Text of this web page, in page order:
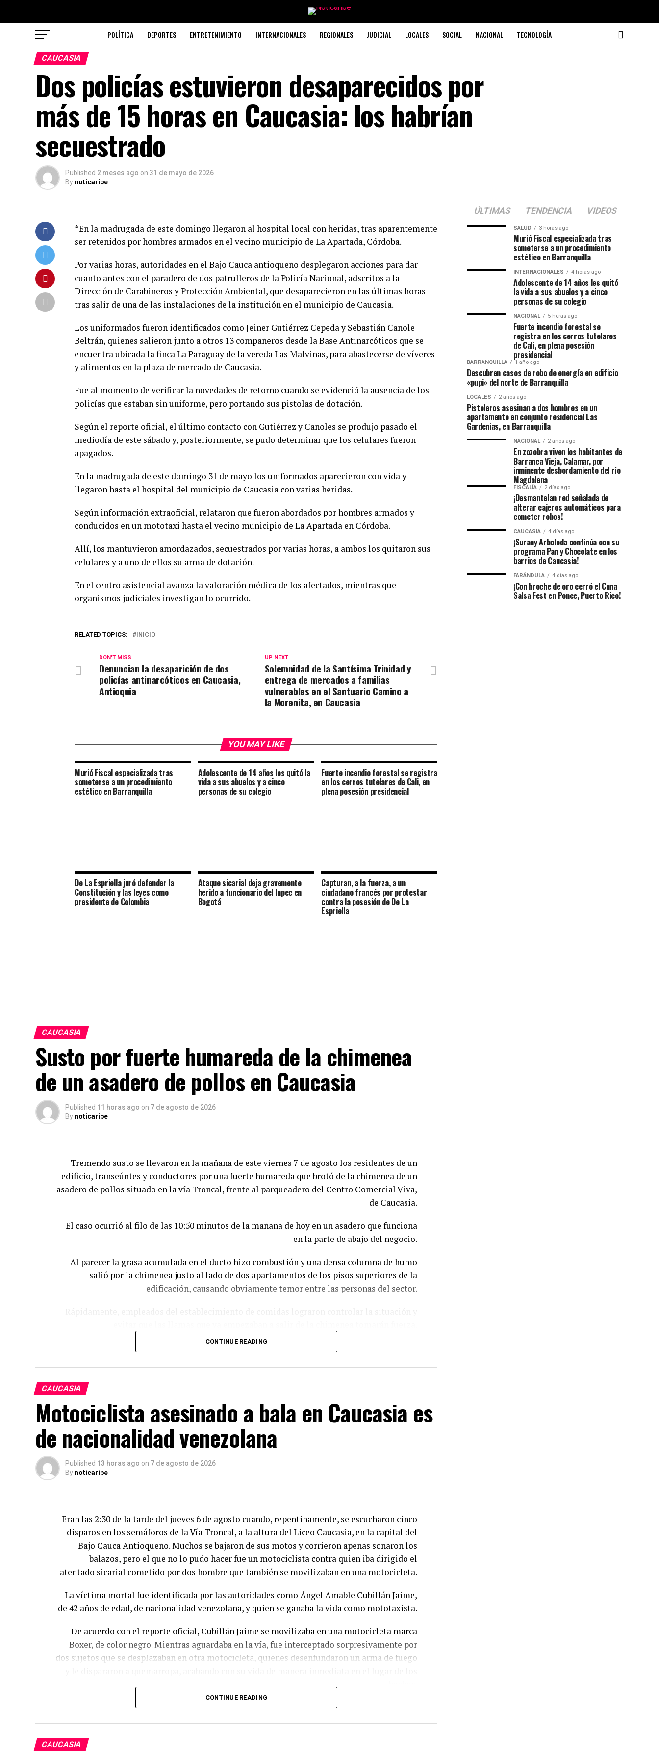
POLÍTICA DEPORTES ENTRETENIMIENTO INTERNACIONALES REGIONALES JUDICIAL LOCALES SOCIAL NACIONAL TECNOLOGÍA
CAUCASIA
Dos policías estuvieron desaparecidos por
más de 15 horas en Caucasia: los habrían
secuestrado
Published 2 meses ago on 31 de mayo de 2026
By noticaribe
*En la madrugada de este domingo llegaron al hospital local con heridas, tras aparentemente
ser retenidos por hombres armados en el vecino municipio de La Apartada, Córdoba.
Por varias horas, autoridades en el Bajo Cauca antioqueño desplegaron acciones para dar
cuanto antes con el paradero de dos patrulleros de la Policía Nacional, adscritos a la
Dirección de Carabineros y Protección Ambiental, que desaparecieron en las últimas horas
tras salir de una de las instalaciones de la institución en el municipio de Caucasia.
Los uniformados fueron identificados como Jeiner Gutiérrez Cepeda y Sebastián Canole
Beltrán, quienes salieron junto a otros 13 compañeros desde la Base Antinarcóticos que se
encuentra ubicada la finca La Paraguay de la vereda Las Malvinas, para abastecerse de víveres
y alimentos en la plaza de mercado de Caucasia.
Fue al momento de verificar la novedades de retorno cuando se evidenció la ausencia de los
policías que estaban sin uniforme, pero portando sus pistolas de dotación.
Según el reporte oficial, el último contacto con Gutiérrez y Canoles se produjo pasado el
mediodía de este sábado y, posteriormente, se pudo determinar que los celulares fueron
apagados.
En la madrugada de este domingo 31 de mayo los uniformados aparecieron con vida y
llegaron hasta el hospital del municipio de Caucasia con varias heridas.
Según información extraoficial, relataron que fueron abordados por hombres armados y
conducidos en un mototaxi hasta el vecino municipio de La Apartada en Córdoba.
Allí, los mantuvieron amordazados, secuestrados por varias horas, a ambos los quitaron sus
celulares y a uno de ellos su arma de dotación.
En el centro asistencial avanza la valoración médica de los afectados, mientras que
organismos judiciales investigan lo ocurrido.
RELATED TOPICS: INICIO
UP NEXT
Solemnidad de la Santísima Trinidad y
entrega de mercados a familias
vulnerables en el Santuario Camino a
la Morenita, en Caucasia
DON'T MISS
Denuncian la desaparición de dos
policías antinarcóticos en Caucasia,
Antioquia
YOU MAY LIKE
Murió Fiscal especializada tras
someterse a un procedimiento
estético en Barranquilla
Adolescente de 14 años les quitó la
vida a sus abuelos y a cinco
personas de su colegio
Fuerte incendio forestal se registra
en los cerros tutelares de Cali, en
plena posesión presidencial
De La Espriella juró defender la
Constitución y las leyes como
presidente de Colombia
Ataque sicarial deja gravemente
herido a funcionario del Inpec en
Bogotá
Capturan, a la fuerza, a un
ciudadano francés por protestar
contra la posesión de De La
Espriella
CAUCASIA
Susto por fuerte humareda de la chimenea
de un asadero de pollos en Caucasia
Published 11 horas ago on 7 de agosto de 2026
By noticaribe
Tremendo susto se llevaron en la mañana de este viernes 7 de agosto los residentes de un
edificio, transeúntes y conductores por una fuerte humareda que brotó de la chimenea de un
asadero de pollos situado en la vía Troncal, frente al parqueadero del Centro Comercial Viva,
de Caucasia.
El caso ocurrió al filo de las 10:50 minutos de la mañana de hoy en un asadero que funciona
en la parte de abajo del negocio.
Al parecer la grasa acumulada en el ducto hizo combustión y una densa columna de humo
salió por la chimenea justo al lado de dos apartamentos de los pisos superiores de la
edificación, causando obviamente temor entre las personas del sector.
CONTINUE READING
CAUCASIA
Motociclista asesinado a bala en Caucasia es
de nacionalidad venezolana
Published 13 horas ago on 7 de agosto de 2026
By noticaribe
Eran las 2:30 de la tarde del jueves 6 de agosto cuando, repentinamente, se escucharon cinco
disparos en los semáforos de la Vía Troncal, a la altura del Liceo Caucasia, en la capital del
Bajo Cauca Antioqueño. Muchos se bajaron de sus motos y corrieron apenas sonaron los
balazos, pero el que no lo pudo hacer fue un motociclista contra quien iba dirigido el
atentado sicarial cometido por dos hombre que también se movilizaban en una motocicleta.
La víctima mortal fue identificada por las autoridades como Ángel Amable Cubillán Jaime,
de 42 años de edad, de nacionalidad venezolana, y quien se ganaba la vida como mototaxista.
De acuerdo con el reporte oficial, Cubillán Jaime se movilizaba en una motocicleta marca
Boxer, de color negro. Mientras aguardaba en la vía, fue interceptado sorpresivamente por
dos sujetos que se desplazaban en otra motocicleta, quienes desenfundaron un arma de fuego
Tras conocerse el ataque, uniformados de la Policía que realizaban labores de patrullaje por
los barrios El Camello y Santa Elena, cercanos al lugar de la escena del crimen, fueron
CONTINUE READING
CAUCASIA
ÚLTIMAS TENDENCIA VIDEOS
SALUD 3 horas ago
Murió Fiscal especializada tras
someterse a un procedimiento
estético en Barranquilla
INTERNACIONALES 4 horas ago
Adolescente de 14 años les quitó
la vida a sus abuelos y a cinco
personas de su colegio
NACIONAL 5 horas ago
Fuerte incendio forestal se
registra en los cerros tutelares
de Cali, en plena posesión
presidencial
BARRANQUILLA 1 año ago
Descubren casos de robo de energía en edificio
«pupi» del norte de Barranquilla
LOCALES 2 años ago
Pistoleros asesinan a dos hombres en un
apartamento en conjunto residencial Las
Gardenias, en Barranquilla
NACIONAL 2 años ago
En zozobra viven los habitantes de
Barranca Vieja, Calamar, por
inminente desbordamiento del río
Magdalena
FISCALÍA 2 días ago
¡Desmantelan red señalada de
alterar cajeros automáticos para
cometer robos!
CAUCASIA 4 días ago
¡Surany Arboleda continúa con su
programa Pan y Chocolate en los
barrios de Caucasia!
FARÁNDULA 4 días ago
¡Con broche de oro cerró el Cuna
Salsa Fest en Ponce, Puerto Rico!